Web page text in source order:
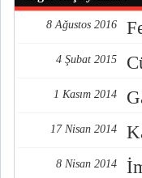
8 Ağustos 2016
4 Şubat 2015
1 Kasım 2014
17 Nisan 2014
8 Nisan 2014